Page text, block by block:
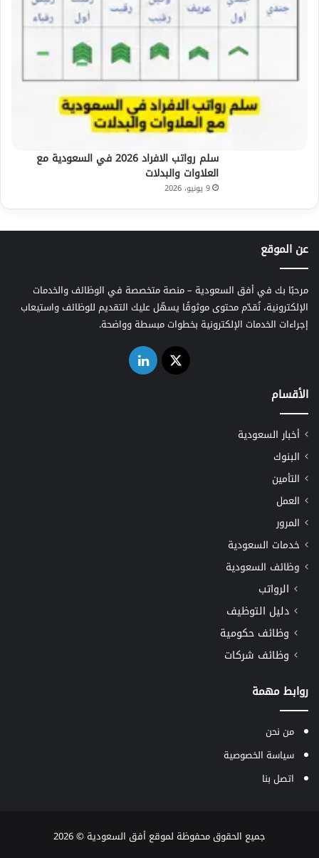
سلم رواتب الافراد 2026 في السعودية مع
العلاوات والبدلات
9 يونيو، 2026
عن الموقع
مرحبًا بك في أفق السعودية – منصة متخصصة في الوظائف والخدمات
الإلكترونية، نُقدّم محتوى موثوقًا يسهّل عليك التقديم للوظائف واستيعاب
إجراءات الخدمات الإلكترونية بخطوات مبسطة وواضحة.
‫X لينكدإن
الأقسام
أخبار السعودية
البنوك
التأمين
العمل
المرور
خدمات السعودية
وظائف السعودية
الرواتب
دليل التوظيف
وظائف حكومية
وظائف شركات
روابط مهمة
من نحن
سياسة الخصوصية
اتصل بنا
جميع الحقوق محفوظة لموقع أفق السعودية © 2026